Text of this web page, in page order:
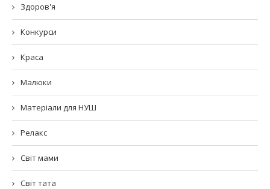
Здоров'я
Конкурси
Краса
Малюки
Матеріали для НУШ
Релакс
Світ мами
Світ тата